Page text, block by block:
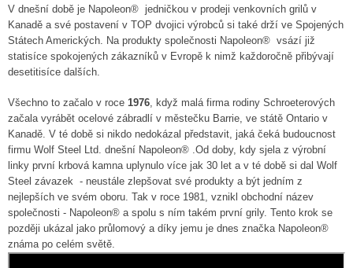
V dnešní době je Napoleon® jedničkou v prodeji venkovních grilů v
Kanadě a své postavení v TOP dvojici výrobců si také drží ve Spojených
Státech Amerických. Na produkty společnosti Napoleon® vsází již
statisíce spokojených zákazníků v Evropě k nimž každoročně přibývají
desetitisíce dalších.
Všechno to začalo v roce 1976 , když malá firma rodiny Schroeterových
začala vyrábět ocelové zábradlí v městečku Barrie, ve státě Ontario v
Kanadě. V té době si nikdo nedokázal představit, jaká čeká budoucnost
firmu Wolf Steel Ltd. dnešní Napoleon® .Od doby, kdy sjela z výrobní
linky první krbová kamna uplynulo více jak 30 let a v té době si dal Wolf
Steel závazek - neustále zlepšovat své produkty a být jedním z
nejlepších ve svém oboru. Tak v roce 1981, vznikl obchodní název
společnosti - Napoleon® a spolu s ním takém první grily. Tento krok se
později ukázal jako průlomový a díky jemu je dnes značka Napoleon®
známa po celém světě.